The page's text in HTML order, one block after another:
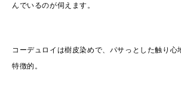
んでいるのが伺えます。
コーデュロイは樹皮染めで、パサっとした触り心
特徴的。